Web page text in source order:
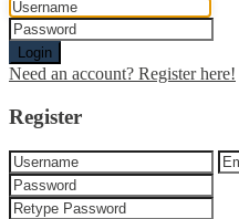
Login
Need an account? Register here!
Register